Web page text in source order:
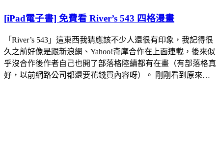
[iPad電子書] 免費看 River’s 543 四格漫畫
「River’s 543」這東西我猜應該不少人還很有印象，我記得很
久之前好像是跟新浪網、Yahoo!奇摩合作在上面連載，後來似
乎沒合作後作者自己也開了部落格陸續都有在畫（有部落格真
好，以前網路公司都還要花錢買內容呀）。 剛剛看到原來…